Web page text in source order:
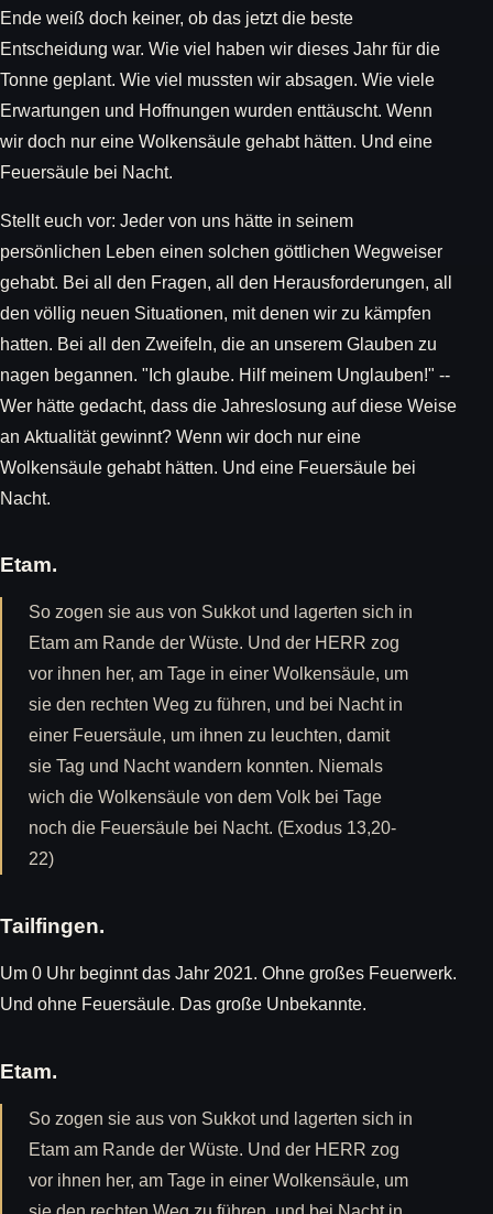
Ende weiß doch keiner, ob das jetzt die beste
Entscheidung war. Wie viel haben wir dieses Jahr für die
Tonne geplant. Wie viel mussten wir absagen. Wie viele
Erwartungen und Hoffnungen wurden enttäuscht. Wenn
wir doch nur eine Wolkensäule gehabt hätten. Und eine
Feuersäule bei Nacht.
Stellt euch vor: Jeder von uns hätte in seinem
persönlichen Leben einen solchen göttlichen Wegweiser
gehabt. Bei all den Fragen, all den Herausforderungen, all
den völlig neuen Situationen, mit denen wir zu kämpfen
hatten. Bei all den Zweifeln, die an unserem Glauben zu
nagen begannen. "Ich glaube. Hilf meinem Unglauben!" --
Wer hätte gedacht, dass die Jahreslosung auf diese Weise
an Aktualität gewinnt? Wenn wir doch nur eine
Wolkensäule gehabt hätten. Und eine Feuersäule bei
Nacht.
Etam.
So zogen sie aus von Sukkot und lagerten sich in
Etam am Rande der Wüste. Und der HERR zog
vor ihnen her, am Tage in einer Wolkensäule, um
sie den rechten Weg zu führen, und bei Nacht in
einer Feuersäule, um ihnen zu leuchten, damit
sie Tag und Nacht wandern konnten. Niemals
wich die Wolkensäule von dem Volk bei Tage
noch die Feuersäule bei Nacht. (Exodus 13,20-
22)
Tailfingen.
Um 0 Uhr beginnt das Jahr 2021. Ohne großes Feuerwerk.
Und ohne Feuersäule. Das große Unbekannte.
Etam.
So zogen sie aus von Sukkot und lagerten sich in
Etam am Rande der Wüste. Und der HERR zog
vor ihnen her, am Tage in einer Wolkensäule, um